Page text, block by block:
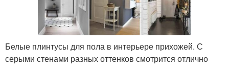
Белые плинтусы для пола в интерьере прихожей. С
серыми стенами разных оттенков смотрится отлично